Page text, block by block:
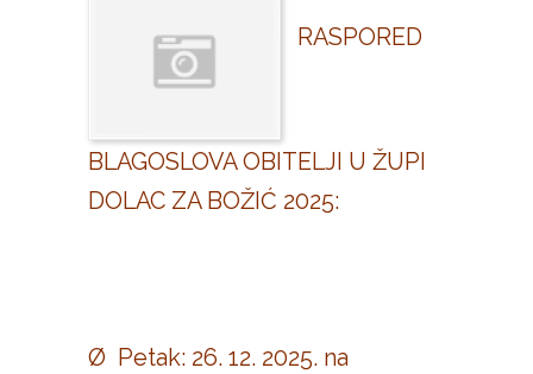
RASPORED
BLAGOSLOVA OBITELJI U ŽUPI
DOLAC ZA BOŽIĆ 2025:
Ø Petak: 26. 12. 2025. na